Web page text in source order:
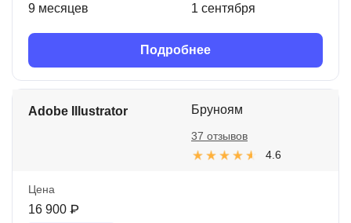
9 месяцев 1 сентября
Подробнее
Adobe Illustrator Бруноям
4.6
37 отзывов
Цена
16 900 ₽